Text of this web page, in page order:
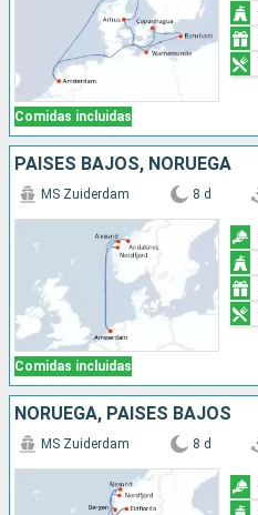
Comidas incluidas
PAISES BAJOS, NORUEGA
Comidas incluidas
MS Zuiderdam 8 d
NORUEGA, PAISES BAJOS
MS Zuiderdam 8 d